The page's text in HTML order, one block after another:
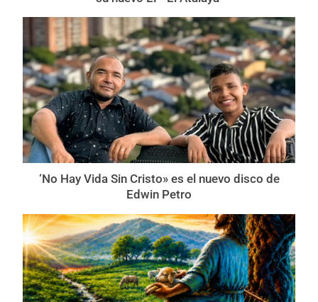
‘No Hay Vida Sin Cristo» es el nuevo disco de
Edwin Petro